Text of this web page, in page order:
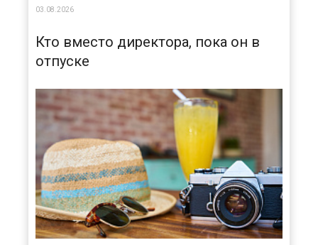
03.08.2026
Кто вместо директора, пока он в
отпуске